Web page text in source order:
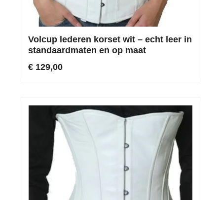
Volcup lederen korset wit – echt leer in
standaardmaten en op maat
€ 129,00